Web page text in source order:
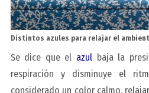
Distintos azules para relajar el
Se dice que el azulbaja la
respiración y disminuye el
considerado un color calmo,